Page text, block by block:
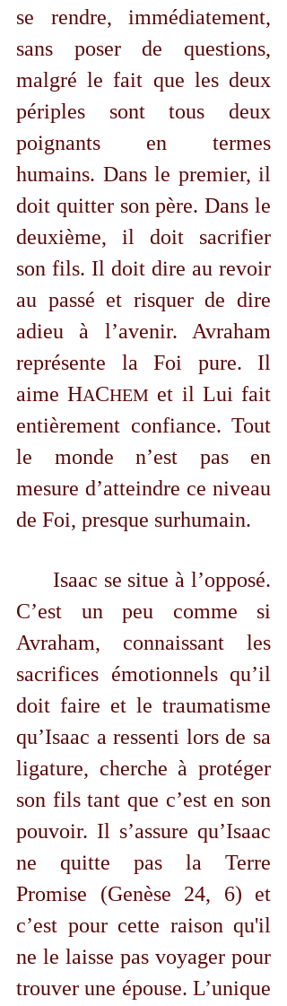
se rendre, immédiatement,
sans poser de questions,
malgré le fait que les deux
périples sont tous deux
poignants en termes
humains. Dans le premier, il
doit quitter son père. Dans le
deuxième, il doit sacrifier
son fils. Il doit dire au revoir
au passé et risquer de dire
adieu à l’avenir. Avraham
représente la Foi pure. Il
aime HACHEM et il Lui fait
entièrement confiance. Tout
le monde n’est pas en
mesure d’atteindre ce niveau
de Foi, presque surhumain.
C’est un peu comme si
Avraham, connaissant les
sacrifices émotionnels qu’il
doit faire et le traumatisme
qu’Isaac a ressenti lors de sa
ligature, cherche à protéger
son fils tant que c’est en son
pouvoir. Il s’assure qu’Isaac
ne quitte pas la Terre
Promise (Genèse 24, 6) et
c’est pour cette raison qu'il
ne le laisse pas voyager pour
trouver une épouse. L’unique